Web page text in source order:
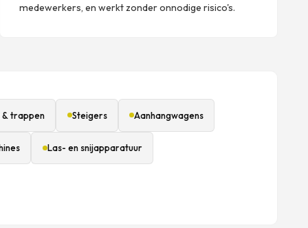
medewerkers, en werkt zonder onnodige risico's.
& trappen Steigers Aanhangwagens
Las- en snijapparatuur